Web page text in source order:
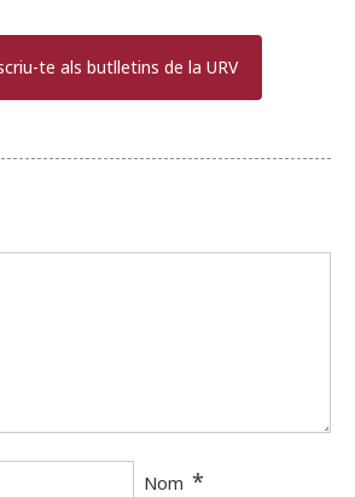
te als butlletins de la URV
Nom *